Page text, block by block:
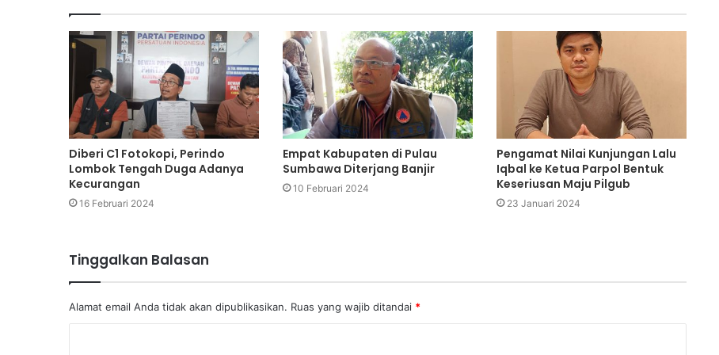
Diberi C1 Fotokopi, Perindo
Lombok Tengah Duga Adanya
Kecurangan
16 Februari 2024
Empat Kabupaten di Pulau
Sumbawa Diterjang Banjir
10 Februari 2024
Pengamat Nilai Kunjungan Lalu
Iqbal ke Ketua Parpol Bentuk
Keseriusan Maju Pilgub
23 Januari 2024
Tinggalkan Balasan
Alamat email Anda tidak akan dipublikasikan. Ruas yang wajib ditandai *